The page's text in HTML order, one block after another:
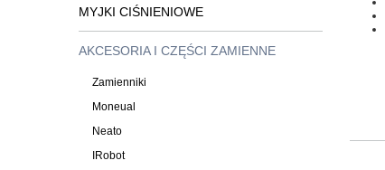
MYJKI CIŚNIENIOWE
AKCESORIA I CZĘŚCI ZAMIENNE
Zamienniki
Moneual
Neato
IRobot